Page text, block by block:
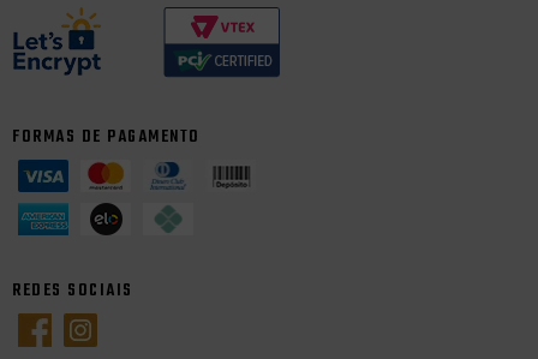
FORMAS DE PAGAMENTO
REDES SOCIAIS